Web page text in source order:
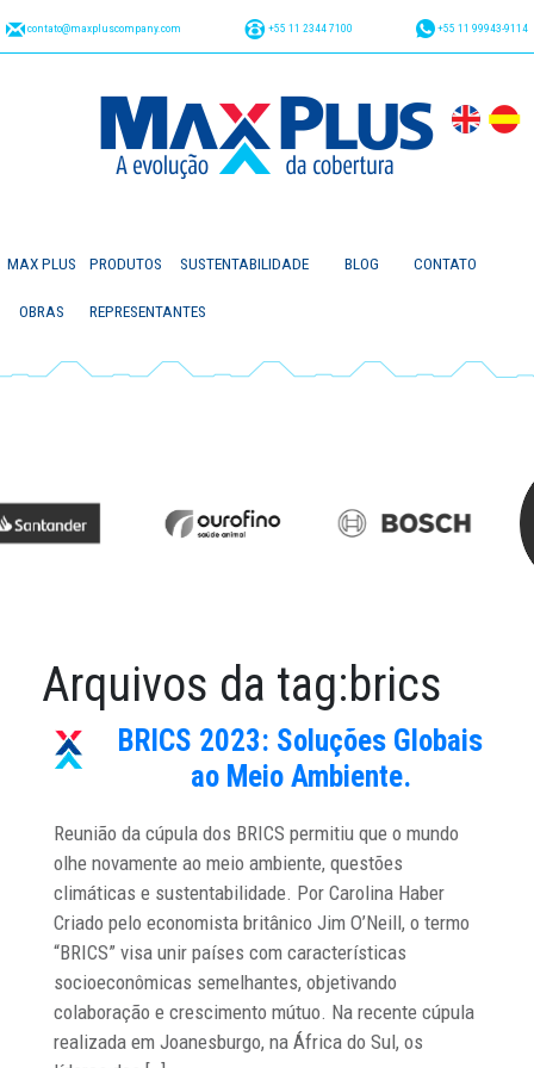
contato@maxpluscompany.com +55 11 2344 7100 +55 11 99943-9114
MAX PLUS PRODUTOS SUSTENTABILIDADE BLOG CONTATO
OBRAS REPRESENTANTES
Arquivos da tag:brics
BRICS 2023: Soluções Globais
ao Meio Ambiente.
Reunião da cúpula dos BRICS permitiu que o mundo
olhe novamente ao meio ambiente, questões
climáticas e sustentabilidade. Por Carolina Haber
Criado pelo economista britânico Jim O’Neill, o termo
“BRICS” visa unir países com características
socioeconômicas semelhantes, objetivando
colaboração e crescimento mútuo. Na recente cúpula
realizada em Joanesburgo, na África do Sul, os